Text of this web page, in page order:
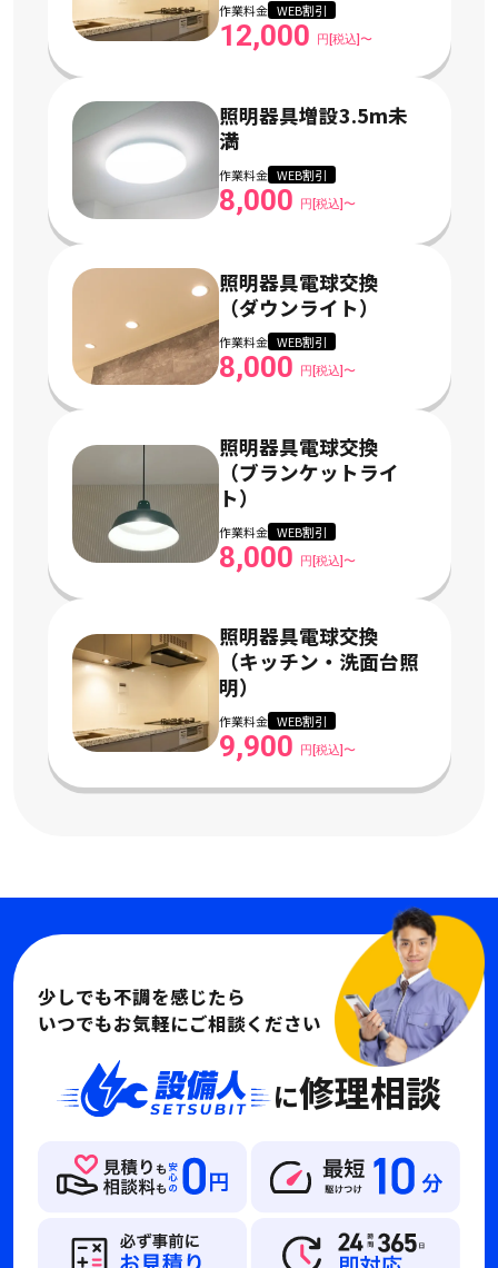
作業料金 WEB割引
12,000 円[税込]〜
照明器具増設3.5m未
満
作業料金 WEB割引
8,000 円[税込]〜
照明器具電球交換
（ダウンライト）
作業料金 WEB割引
8,000 円[税込]〜
照明器具電球交換
（ブランケットライ
ト）
作業料金 WEB割引
8,000 円[税込]〜
照明器具電球交換
（キッチン・洗面台照
明）
作業料金 WEB割引
9,900 円[税込]〜
少しでも不調を感じたら
いつでもお気軽にご相談ください
に修理相談